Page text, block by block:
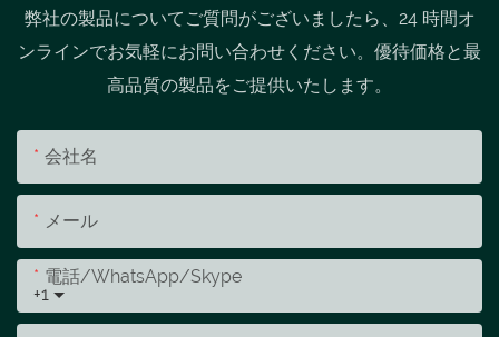
弊社の製品についてご質問がございましたら、24 時間オ
ンラインでお気軽にお問い合わせください。優待価格と最
高品質の製品をご提供いたします。
会社名
メール
+1
電話/WhatsApp/Skype